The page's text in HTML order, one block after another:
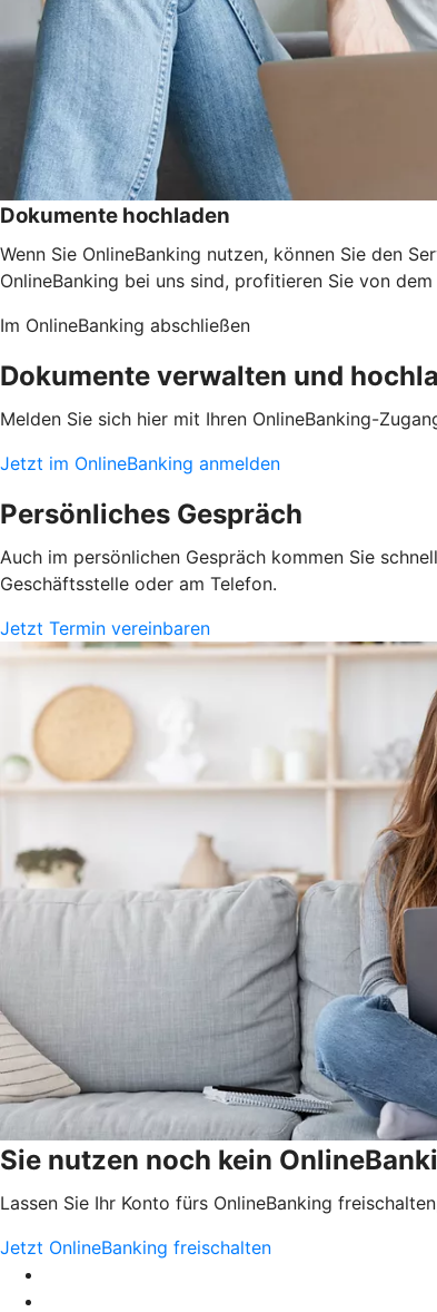
Dokumente hochladen
Wenn Sie OnlineBanking nutzen, können Sie den
OnlineBanking bei uns sind, profitieren Sie von
Im OnlineBanking abschließen
Dokumente verwalten und
Melden Sie sich hier mit Ihren OnlineBanking-
Jetzt im OnlineBanking anmelden
Persönliches Gespräch
Auch im persönlichen Gespräch kommen Sie
Geschäftsstelle oder am Telefon.
Jetzt Termin vereinbaren
Sie nutzen noch kein
Lassen Sie Ihr Konto fürs OnlineBanking
Jetzt OnlineBanking freischalten